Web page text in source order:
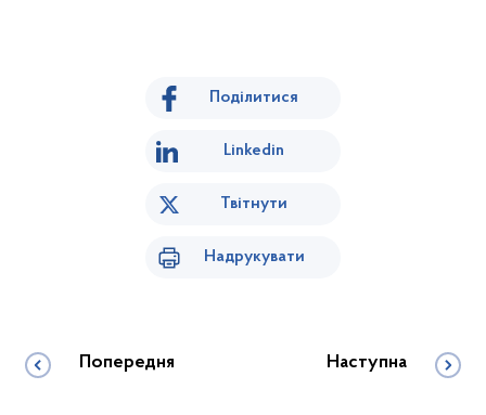
Поділитися
Linkedin
Твітнути
Надрукувати
Попередня Наступна